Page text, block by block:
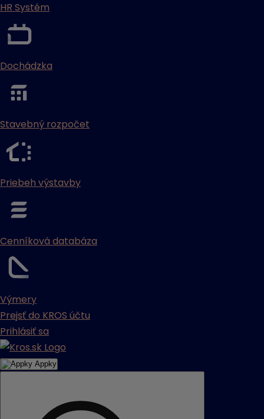
HR Systém
Dochádzka
Stavebný rozpočet
Priebeh výstavby
Cenníková databáza
Výmery
Prejsť do KROS účtu
Prihlásiť sa
Appky